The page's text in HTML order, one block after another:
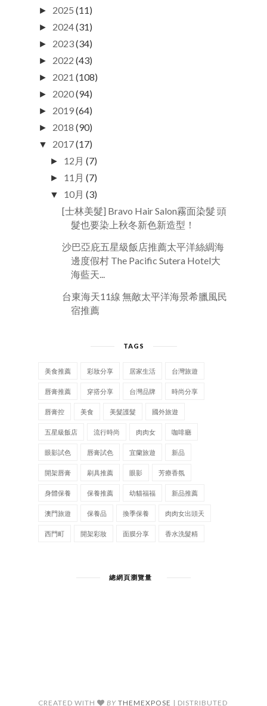
► 2025 (11)
► 2024(31)
► 2023(34)
► 2022 (43)
► 2021 (108)
► 2020(94)
► 2019(64)
► 2018 (90)
▼ 2017(17)
► 12月 (7)
► 11月 (7)
▼ 10月 (3)
[士林美髮] Bravo Hair Salon霧面染髮 頭
髮也要染上秋冬新色新造型！
沙巴亞庇五星級飯店推薦太平洋絲綢海
邊度假村 The Pacific Sutera Hotel大
海藍天...
台東海天11線 無敵太平洋海景希臘風民
宿推薦
TAGS
美食推薦 彩妝分享 居家生活 台灣旅遊
唇膏推薦 穿搭分享 台灣品牌 時尚分享
唇膏控 美食 美髮護髮 國外旅遊
五星級飯店 流行時尚 肉肉女 咖啡廳
眼影試色 唇膏試色 宜蘭旅遊 新品
開架唇膏 刷具推薦 眼影 芳療香氛
身體保養 保養推薦 幼貓福福 新品推薦
澳門旅遊 保養品 換季保養 肉肉女出頭天
西門町 開架彩妝 面膜分享 香水洗髮精
總網頁瀏覽量
CREATED WITH BY THEMEXPOSE | DISTRIBUTED